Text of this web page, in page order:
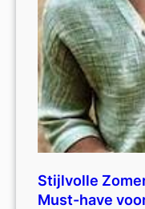
Stijlvolle
Must-have